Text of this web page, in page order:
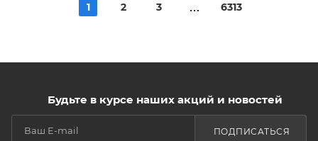
1 2 3 6313
Будьте в курсе наших акций и новостей
ПОДПИСАТЬСЯ